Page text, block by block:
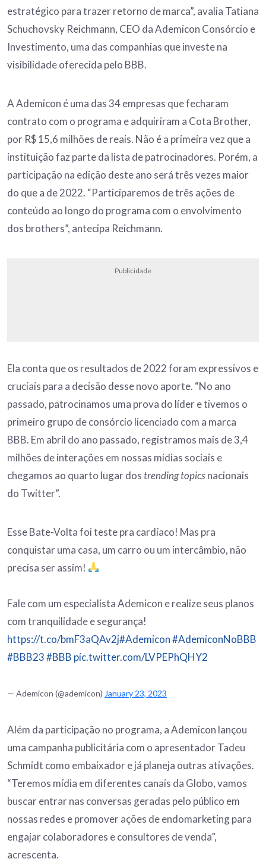
estratégico para trazer retorno de marca”, avalia Tatiana
Schuchovsky Reichmann, CEO da Ademicon Consórcio e
Investimento, uma das companhias que investe na
visibilidade oferecida pelo BBB.
A Ademicon é uma das 34 empresas que fecharam
contrato com o programa e adquiriram a Cota Brother,
por R$ 15,6 milhões de reais. Não é a primeira vez que a
instituição faz parte da lista de patrocinadores. Porém, a
participação na edição deste ano será três vezes maior
do que a de 2022. “Participaremos de três ações de
conteúdo ao longo do programa com o envolvimento
dos brothers”, antecipa Reichmann.
Publicidade
Ela conta que os resultados de 2022 foram expressivos e
cruciais para a decisão desse novo aporte. “No ano
passado, patrocinamos uma prova do líder e tivemos o
primeiro grupo de consórcio licenciado com a marca
BBB. Em abril do ano passado, registramos mais de 3,4
milhões de interações em nossas mídias sociais e
chegamos ao quarto lugar dos trending topicsnacionais
do Twitter”.
Esse Bate-Volta foi teste pra cardíaco! Mas pra
conquistar uma casa, um carro ou um intercâmbio, não
precisa ser assim!
Fale com um especialista Ademicon e realize seus planos
com tranquilidade e segurança!
https://t.co/bmF3aQAv2j#Ademicon#AdemiconNoBBB
#BBB23#BBB pic.twitter.com/LVPEPhQHY2
— Ademicon (@ademicon) January 23, 2023
Além da participação no programa, a Ademicon lançou
uma campanha publicitária com o apresentador Tadeu
Schmidt como embaixador e já planeja outras ativações.
“Teremos mídia em diferentes canais da Globo, vamos
buscar entrar nas conversas geradas pelo público em
nossas redes e promover ações de endomarketing para
engajar colaboradores e consultores de venda”,
acrescenta.